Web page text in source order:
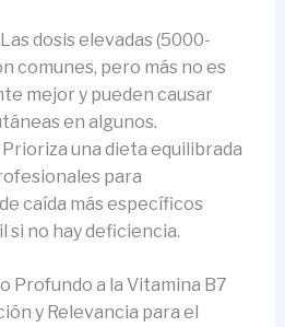
dosis elevadas (5000-
comunes, pero más no es
mejor y pueden causar
en algunos.
una dieta equilibrada
para
caída más específicos
si no hay deficiencia.
Profundo a la Vitamina B7
y Relevancia para el